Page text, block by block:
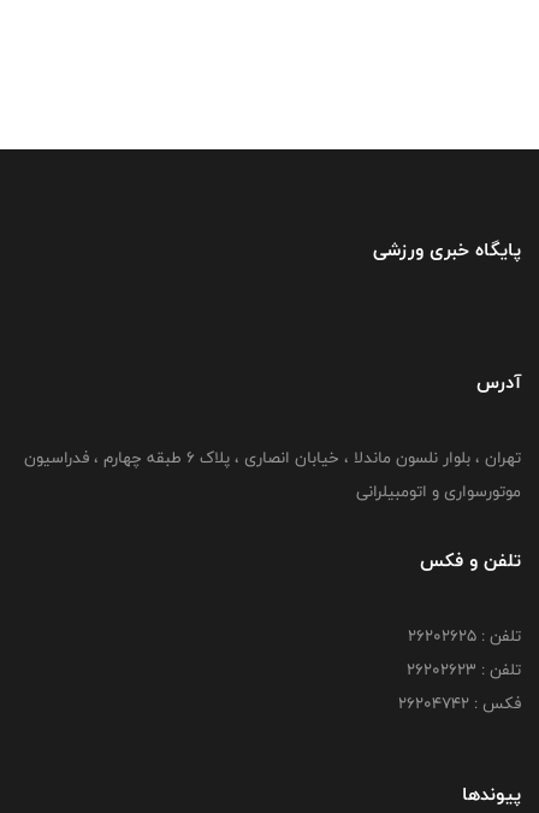
پایگاه خبری ورزشی
آدرس
تهران ، بلوار نلسون ماندلا ، خیابان انصاری ، پلاک ۶ طبقه چهارم ، فدراسیون
موتورسواری و اتومبیلرانی
تلفن و فکس
تلفن : ۲۶۲۰۲۶۲۵
تلفن : ۲۶۲۰۲۶۲۳
فکس : ۲۶۲۰۴۷۴۲
پیوندها